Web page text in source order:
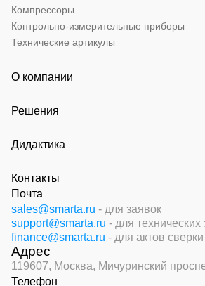
Компрессоры
Контрольно-измерительные приборы
Технические артикулы
О компании
Решения
Дидактика
Контакты
Почта
sales@smarta.ru - для заявок
support@smarta.ru - для технических
finance@smarta.ru - для актов сверки
Адрес
119607, Москва, Мичуринский
Телефон